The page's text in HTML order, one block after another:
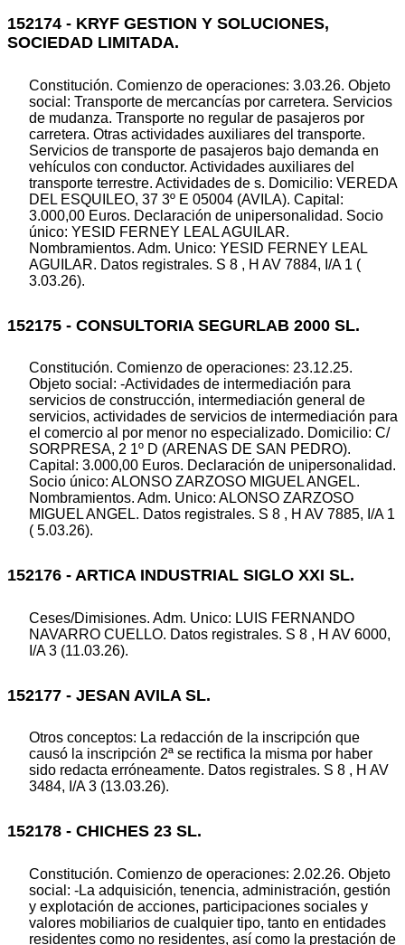
152174 - KRYF GESTION Y SOLUCIONES,
SOCIEDAD LIMITADA.
Constitución. Comienzo de operaciones: 3.03.26. Objeto
social: Transporte de mercancías por carretera. Servicios
de mudanza. Transporte no regular de pasajeros por
carretera. Otras actividades auxiliares del transporte.
Servicios de transporte de pasajeros bajo demanda en
vehículos con conductor. Actividades auxiliares del
transporte terrestre. Actividades de s. Domicilio: VEREDA
DEL ESQUILEO, 37 3º E 05004 (AVILA). Capital:
3.000,00 Euros. Declaración de unipersonalidad. Socio
único: YESID FERNEY LEAL AGUILAR.
Nombramientos. Adm. Unico: YESID FERNEY LEAL
AGUILAR. Datos registrales. S 8 , H AV 7884, I/A 1 (
3.03.26).
152175 - CONSULTORIA SEGURLAB 2000 SL.
Constitución. Comienzo de operaciones: 23.12.25.
Objeto social: -Actividades de intermediación para
servicios de construcción, intermediación general de
servicios, actividades de servicios de intermediación para
el comercio al por menor no especializado. Domicilio: C/
SORPRESA, 2 1º D (ARENAS DE SAN PEDRO).
Capital: 3.000,00 Euros. Declaración de unipersonalidad.
Socio único: ALONSO ZARZOSO MIGUEL ANGEL.
Nombramientos. Adm. Unico: ALONSO ZARZOSO
MIGUEL ANGEL. Datos registrales. S 8 , H AV 7885, I/A 1
( 5.03.26).
152176 - ARTICA INDUSTRIAL SIGLO XXI SL.
Ceses/Dimisiones. Adm. Unico: LUIS FERNANDO
NAVARRO CUELLO. Datos registrales. S 8 , H AV 6000,
I/A 3 (11.03.26).
152177 - JESAN AVILA SL.
Otros conceptos: La redacción de la inscripción que
causó la inscripción 2ª se rectifica la misma por haber
sido redacta erróneamente. Datos registrales. S 8 , H AV
3484, I/A 3 (13.03.26).
152178 - CHICHES 23 SL.
Constitución. Comienzo de operaciones: 2.02.26. Objeto
social: -La adquisición, tenencia, administración, gestión
y explotación de acciones, participaciones sociales y
valores mobiliarios de cualquier tipo, tanto en entidades
residentes como no residentes, así como la prestación de